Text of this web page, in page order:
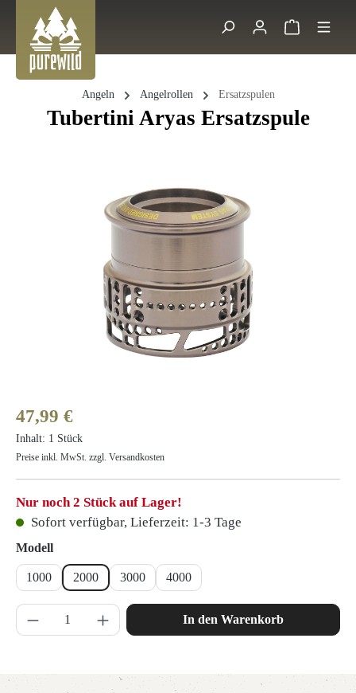
Zum Hauptinhalt springen
Suche
Angeln Angelrollen Ersatzspulen
Tubertini Aryas Ersatzspule
Regulärer Preis:
47,99 €
Inhalt: 1 Stück
Preise inkl. MwSt. zzgl. Versandkosten
Nur noch 2 Stück auf Lager!
Sofort verfügbar, Lieferzeit: 1-3 Tage
Modellauswählen
1000 2000 3000 4000
Produkt Anzahl: Gib den gewünschten Wert
In den Warenkorb